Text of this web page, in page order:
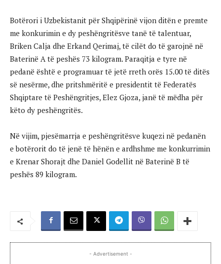
Botërori i Uzbekistanit për Shqipërinë vijon ditën e premte
me konkurimin e dy peshëngritësve tanë të talentuar,
Briken Calja dhe Erkand Qerimaj, të cilët do të garojnë në
Baterinë A të peshës 73 kilogram. Paraqitja e tyre në
pedanë është e programuar të jetë rreth orës 15.00 të ditës
së nesërme, dhe pritshmëritë e presidentit të Federatës
Shqiptare të Peshëngritjes, Elez Gjoza, janë të mëdha për
këto dy peshëngritës.
Në vijim, pjesëmarrja e peshëngritësve kuqezi në pedanën
e botërorit do të jenë të hënën e ardhshme me konkurrimin
e Krenar Shorajt dhe Daniel Godellit në Baterinë B të
peshës 89 kilogram.
- Advertisement -